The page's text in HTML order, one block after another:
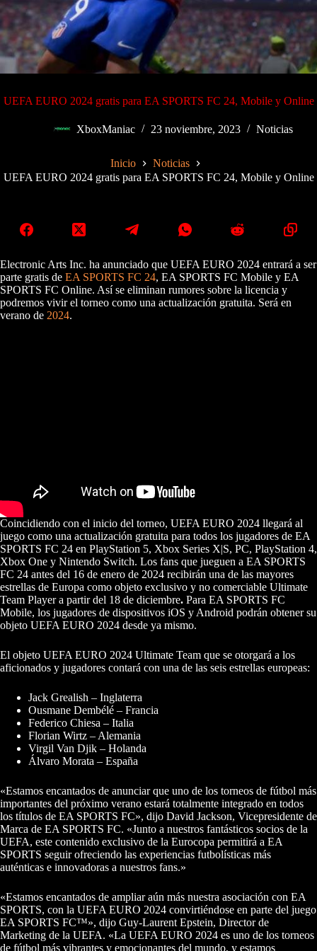
UEFA EURO 2024 gratis para EA SPORTS FC 24, Mobile y Online
XboxManiac 23 noviembre, 2023 Noticias
Inicio
Noticias
UEFA EURO 2024 gratis para EA SPORTS FC 24, Mobile y Online
Electronic Arts Inc. ha anunciado que UEFA EURO 2024 entrará a ser
parte gratis de EA SPORTS FC 24, EA SPORTS FC Mobile y EA
SPORTS FC Online. Así se eliminan rumores sobre la licencia y
podremos vivir el torneo como una actualización gratuita. Será en
verano de 2024.
Coincidiendo con el inicio del torneo, UEFA EURO 2024 llegará al
juego como una actualización gratuita para todos los jugadores de EA
SPORTS FC 24 en PlayStation 5, Xbox Series X|S, PC, PlayStation 4,
Xbox One y Nintendo Switch. Los fans que jueguen a EA SPORTS
FC 24 antes del 16 de enero de 2024 recibirán una de las mayores
estrellas de Europa como objeto exclusivo y no comerciable Ultimate
Team Player a partir del 18 de diciembre. Para EA SPORTS FC
Mobile, los jugadores de dispositivos iOS y Android podrán obtener su
objeto UEFA EURO 2024 desde ya mismo.
El objeto UEFA EURO 2024 Ultimate Team que se otorgará a los
aficionados y jugadores contará con una de las seis estrellas europeas:
Jack Grealish – Inglaterra
Ousmane Dembélé – Francia
Federico Chiesa – Italia
Florian Wirtz – Alemania
Virgil Van Djik – Holanda
Álvaro Morata – España
«Estamos encantados de anunciar que uno de los torneos de fútbol más
importantes del próximo verano estará totalmente integrado en todos
los títulos de EA SPORTS FC», dijo David Jackson, Vicepresidente de
Marca de EA SPORTS FC. «Junto a nuestros fantásticos socios de la
UEFA, este contenido exclusivo de la Eurocopa permitirá a EA
SPORTS seguir ofreciendo las experiencias futbolísticas más
auténticas e innovadoras a nuestros fans.»
«Estamos encantados de ampliar aún más nuestra asociación con EA
SPORTS, con la UEFA EURO 2024 convirtiéndose en parte del juego
EA SPORTS FC™», dijo Guy-Laurent Epstein, Director de
Marketing de la UEFA. «La UEFA EURO 2024 es uno de los torneos
de fútbol más vibrantes y emocionantes del mundo, y estamos